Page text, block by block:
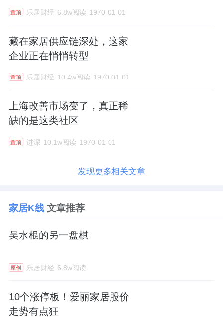
置顶 乐居财经 6.8w阅读 1970-01-01
藏在家居供应链深处，这家
企业正在悄悄转型
置顶 乐居财经 10.4w阅读 1970-01-01
上海改善市场变了，真正稀
缺的是这类社区
置顶 进深 10.1w阅读 1970-01-01
发现更多相关文章
家居K线文章推荐
吴水根的另一盘棋
原创 乐居财经 6.8w阅读
10个涨停板！爱丽家居股价
走势有点狂